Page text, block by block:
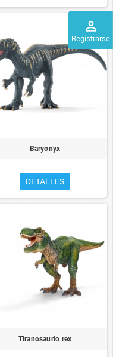
perm_identity
Registrarse
Baryonyx
DETALLES
Tiranosaurio rex